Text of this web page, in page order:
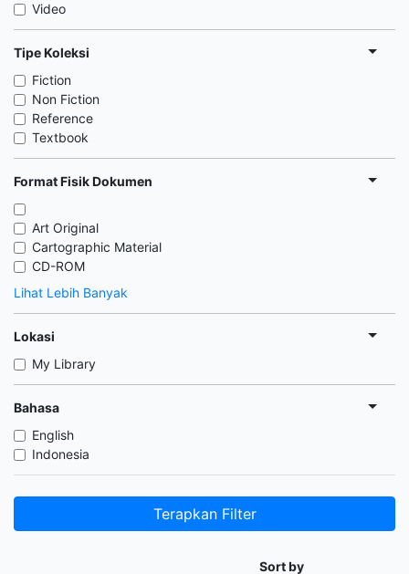
Video
Tipe Koleksi
Fiction
Non Fiction
Reference
Textbook
Format Fisik Dokumen
Art Original
Cartographic Material
CD-ROM
Lihat Lebih Banyak
Lokasi
My Library
Bahasa
English
Indonesia
Terapkan Filter
Sort by